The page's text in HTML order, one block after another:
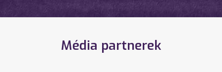
Média partnerek